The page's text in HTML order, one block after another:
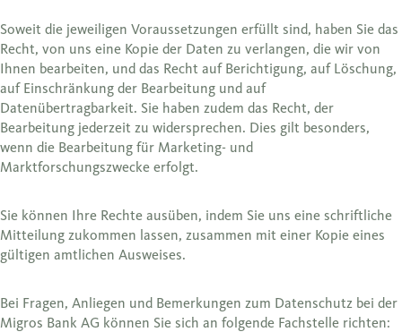
Soweit die jeweiligen Voraussetzungen erfüllt sind, haben Sie das
Recht, von uns eine Kopie der Daten zu verlangen, die wir von
Ihnen bearbeiten, und das Recht auf Berichtigung, auf Löschung,
auf Einschränkung der Bearbeitung und auf
Datenübertragbarkeit. Sie haben zudem das Recht, der
Bearbeitung jederzeit zu widersprechen. Dies gilt besonders,
wenn die Bearbeitung für Marketing- und
Marktforschungszwecke erfolgt.
Sie können Ihre Rechte ausüben, indem Sie uns eine schriftliche
Mitteilung zukommen lassen, zusammen mit einer Kopie eines
gültigen amtlichen Ausweises.
Bei Fragen, Anliegen und Bemerkungen zum Datenschutz bei der
Migros Bank AG können Sie sich an folgende Fachstelle richten: